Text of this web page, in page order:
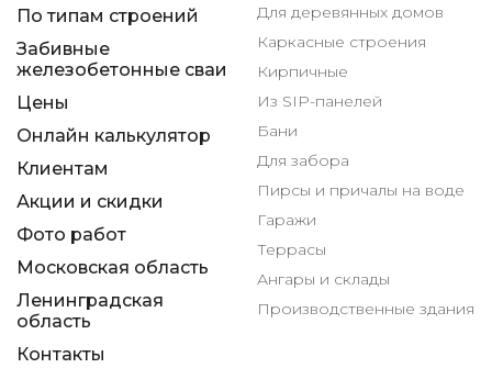
По типам строений
Забивные
железобетонные сваи
Цены
Онлайн калькулятор
Клиентам
Акции и скидки
Фото работ
Московская область
Ленинградская
область
Контакты
Для деревянных домов
Каркасные строения
Кирпичные
Из SIP-панелей
Бани
Для забора
Пирсы и причалы на воде
Гаражи
Террасы
Ангары и склады
Производственные здания